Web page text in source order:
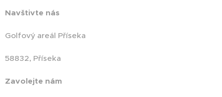
Navštivte nás
Golfový areál Příseka
58832, Příseka
Zavolejte nám